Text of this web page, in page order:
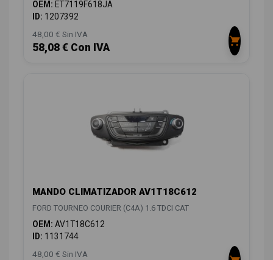
OEM: ET7119F618JA
ID: 1207392
48,00 € Sin IVA
58,08 € Con IVA
MANDO CLIMATIZADOR AV1T18C612
FORD TOURNEO COURIER (C4A) 1.6 TDCI CAT
OEM: AV1T18C612
ID: 1131744
48,00 € Sin IVA